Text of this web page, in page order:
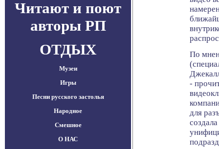
Читают и поют
авторы РП
ОТДЫХ
Музеи
Игры
Песни русского застолья
Народное
Смешное
О НАС
По
-
для